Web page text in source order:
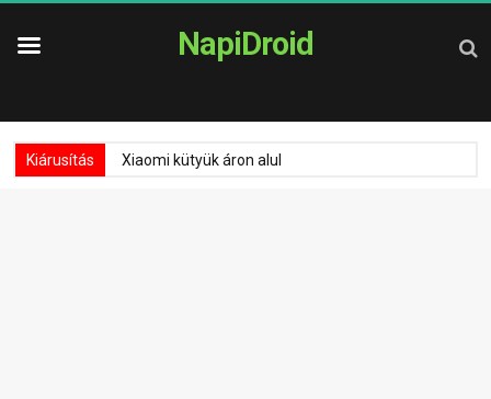
NapiDroid
Kiárusítás Xiaomi kütyük áron alul